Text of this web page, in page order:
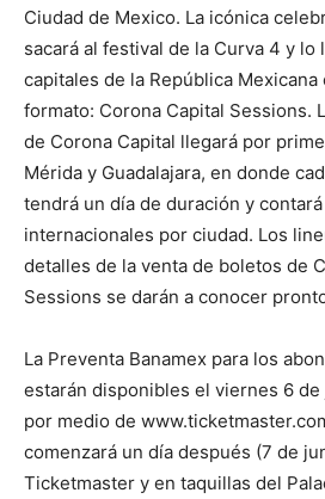
Ciudad de Mexico. La icónica
sacará al festival de la Curva 4 y lo
capitales de la República Mexicana
formato: Corona Capital Sessions.
de Corona Capital llegará por
Mérida y Guadalajara, en donde
tendrá un día de duración y
internacionales por ciudad. Los
detalles de la venta de boletos de
Sessions se darán a conocer
La Preventa Banamex para los
estarán disponibles el viernes 6 de
por medio de
comenzará un día después (7 de
Ticketmaster y en taquillas del